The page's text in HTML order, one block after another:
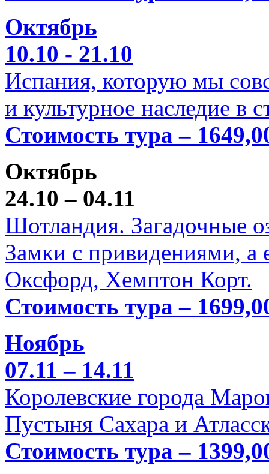
Октябрь
10.10 - 21.10
Испания, которую мы
и культурное наследие в
Стоимость тура –
Октябрь
24.10 – 04.11
Шотландия. Загадочные
Замки с привидениями,
Оксфорд, Хемптон Корт.
Стоимость тура –
Ноябрь
07.11 – 14.11
Королевские города
Пустыня Сахара и
Стоимость тура –